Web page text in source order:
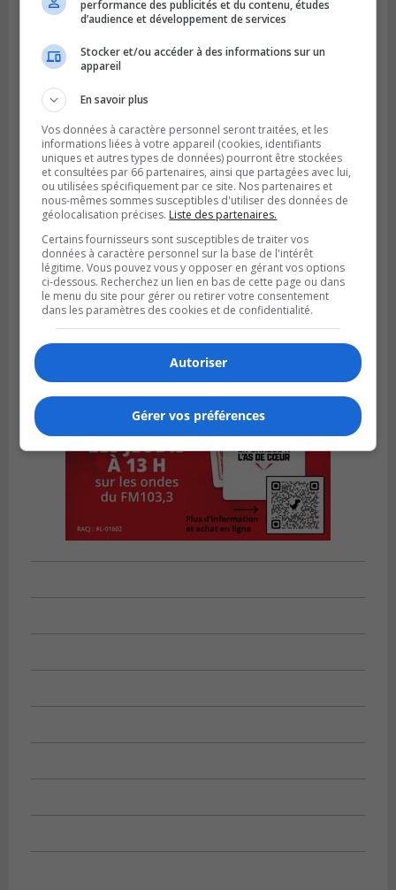
Le Moyneperformance des publicités et du contenu, études
d’audience et développement de services
Stocker et/ou accéder à des informations sur un
appareil
En savoir plus
Vos données à caractère personnel seront traitées, et les
informations liées à votre appareil (cookies, identifiants
uniques et autres types de données) pourront être stockées
et consultées par 66 partenaires, ainsi que partagées avec lui,
ou utilisées spécifiquement par ce site. Nos partenaires et
nous-mêmes sommes susceptibles d'utiliser des données de
géolocalisation précises. Liste des partenaires.
Certains fournisseurs sont susceptibles de traiter vos
données à caractère personnel sur la base de l'intérêt
légitime. Vous pouvez vous y opposer en gérant vos options
ci-dessous. Recherchez un lien en bas de cette page ou dans
le menu du site pour gérer ou retirer votre consentement
dans les paramètres des cookies et de confidentialité.
Autoriser
Gérer vos préférences